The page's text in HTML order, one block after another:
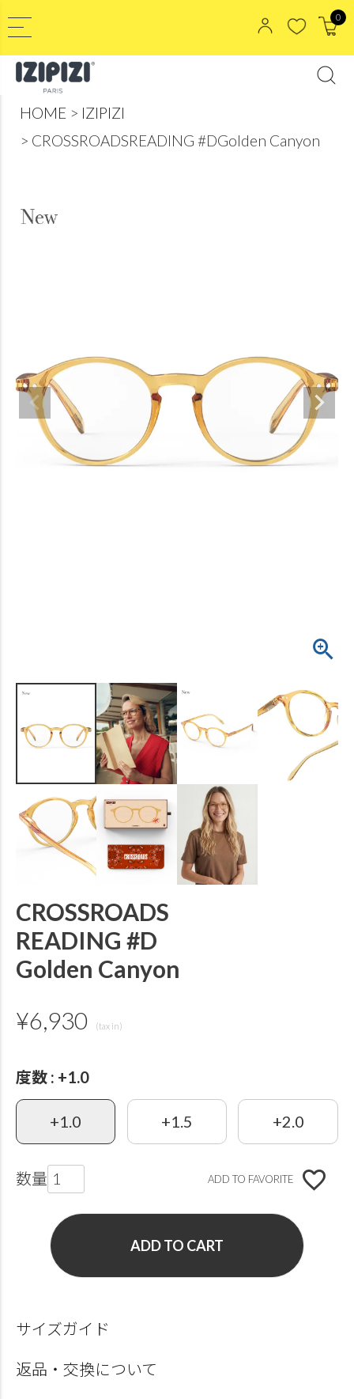
0
HOME
IZIPIZI
CROSSROADSREADING #DGolden Canyon
CROSSROADS
READING #D
Golden Canyon
¥6,930
度数 +1.0
+1.0 +1.5 +2.0
ADD TO FAVORITE
ADD TO CART
サイズガイド
返品・交換について